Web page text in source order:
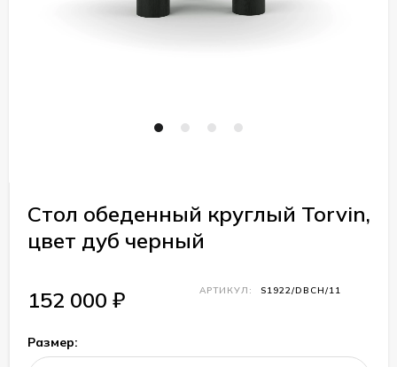
Стол обеденный круглый Torvin,
цвет дуб черный
152 000 ₽ АРТИКУЛ: S1922/DBCH/11
Размер: